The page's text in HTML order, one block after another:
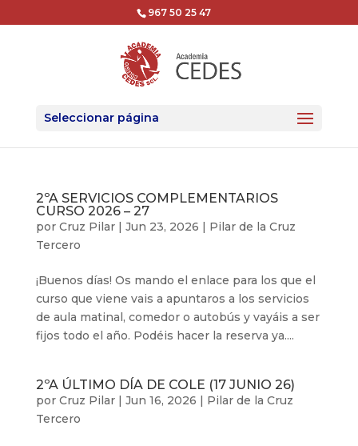
967 50 25 47
Seleccionar página
2ºA SERVICIOS COMPLEMENTARIOS
CURSO 2026 – 27
por Cruz Pilar| Jun 23, 2026 | Pilar de la Cruz
Tercero
¡Buenos días! Os mando el enlace para los que el
curso que viene vais a apuntaros a los servicios
de aula matinal, comedor o autobús y vayáis a ser
fijos todo el año. Podéis hacer la reserva ya....
2ºA ÚLTIMO DÍA DE COLE (17 JUNIO 26)
por Cruz Pilar| Jun 16, 2026 | Pilar de la Cruz
Tercero